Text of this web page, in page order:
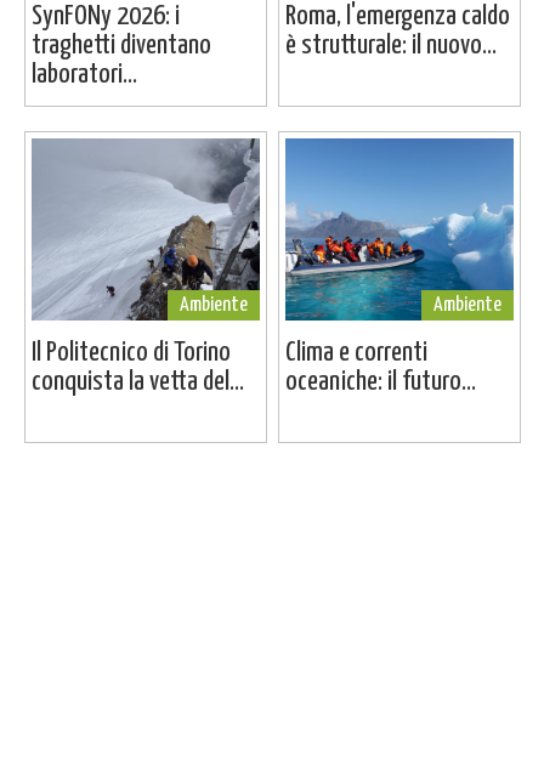
SynFONy 2026: i
traghetti diventano
laboratori...
Roma, l'emergenza caldo
è strutturale: il nuovo...
Ambiente
Il Politecnico di Torino
conquista la vetta del...
Ambiente
Clima e correnti
oceaniche: il futuro...